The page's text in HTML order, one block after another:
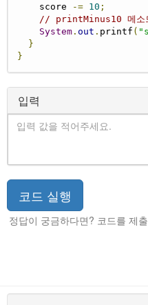
    score
-= 10 ;
// printMinus10 메소
System . out . printf (
}
}
입력
정답이 궁금하다면? 코드를 제